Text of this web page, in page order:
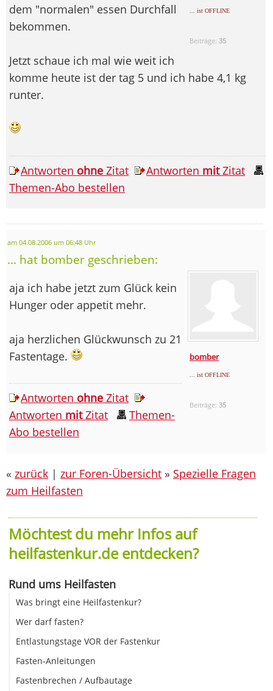
... ist OFFLINE
Beiträge: 35
dem "normalen" essen Durchfall
bekommen.
Jetzt schaue ich mal wie weit ich
komme heute ist der tag 5 und ich habe 4,1 kg
runter.
Antworten ohne Zitat Antworten mitZitat
Themen-Abo bestellen
am 04.08.2006 um 06:48 Uhr
... hat bomber geschrieben:
bomber
... ist OFFLINE
Beiträge:35
aja ich habe jetzt zum Glück kein
Hunger oder appetit mehr.
aja herzlichen Glückwunsch zu 21
Fastentage.
Antworten ohne Zitat
Antworten mitZitat
Themen-
Abo bestellen
« zurück | zur Foren-Übersicht » Spezielle Fragen
zum Heilfasten
Möchtest du mehr Infos auf
heilfastenkur.de entdecken?
Rund ums Heilfasten
Was bringt eine Heilfastenkur?
Wer darf fasten?
Entlastungstage VOR der Fastenkur
Fasten-Anleitungen
Fastenbrechen / Aufbautage